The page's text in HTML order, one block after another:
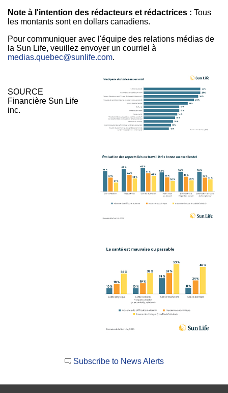
Note à l'intention des rédacteurs et rédactrices : Tous
les montants sont en dollars canadiens.
Pour communiquer avec l'équipe des relations médias de
la Sun Life, veuillez envoyer un courriel à
medias.quebec@sunlife.com.
SOURCE
Financière Sun Life
inc.
Subscribe to News Alerts